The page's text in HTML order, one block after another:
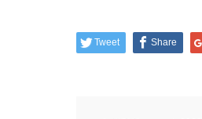
Tweet Share